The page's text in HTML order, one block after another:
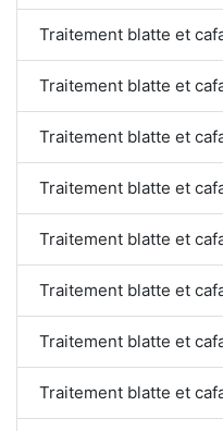
Traitement blatte et
Traitement blatte et
Traitement blatte et
Traitement blatte et
Traitement blatte et
Traitement blatte et
Traitement blatte et
Traitement blatte et